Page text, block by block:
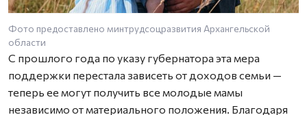
Фото предоставлено минтрудсоцразвития Архангельской
области
С прошлого года по указу губернатора эта мера
поддержки перестала зависеть от доходов семьи —
теперь ее могут получить все молодые мамы
независимо от материального положения. Благодаря